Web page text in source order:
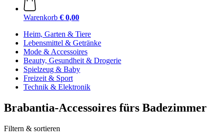
Warenkorb € 0,00
Heim, Garten & Tiere
Lebensmittel & Getränke
Mode & Accessoires
Beauty, Gesundheit & Drogerie
Spielzeug & Baby
Freizeit & Sport
Technik & Elektronik
Brabantia-Accessoires fürs Badezimmer
Filtern & sortieren